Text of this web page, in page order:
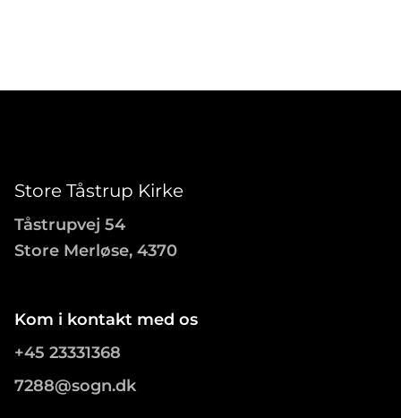
Store Tåstrup Kirke
Tåstrupvej 54
Store Merløse, 4370
Kom i kontakt med os
+45 23331368
7288@sogn.dk